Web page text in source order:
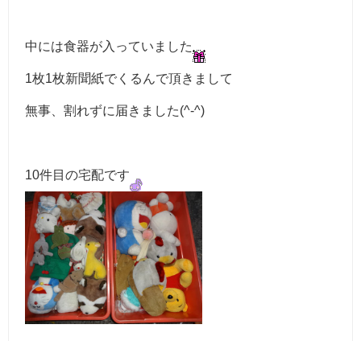
中には食器が入っていました
1枚1枚新聞紙でくるんで頂きまして
無事、割れずに届きました(^-^)
10件目の宅配です